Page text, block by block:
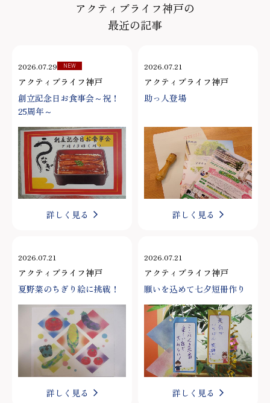
アクティブライフ神戸の
最近の記事
2026.07.29 NEW
アクティブライフ神戸
創立記念日お食事会～祝！
25周年～
詳しく見る
2026.07.21
アクティブライフ神戸
助っ人登場
詳しく見る
2026.07.21
アクティブライフ神戸
夏野菜のちぎり絵に挑戦！
詳しく見る
2026.07.21
アクティブライフ神戸
願いを込めて七夕短冊作り
詳しく見る